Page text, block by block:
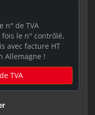
de TVA
le n° contrôlé,
avec facture HT
Allemagne !
TVA